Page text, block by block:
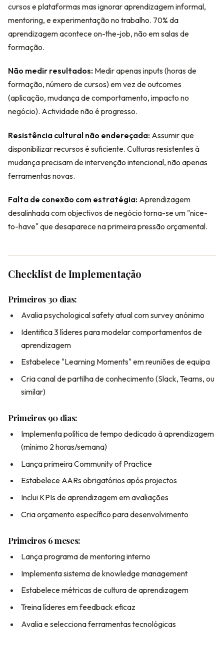
cursos e plataformas mas ignorar aprendizagem informal,
mentoring, e experimentação no trabalho. 70% da
aprendizagem acontece on-the-job, não em salas de
formação.
Não medir resultados: Medir apenas inputs (horas de
formação, número de cursos) em vez de outcomes
(aplicação, mudança de comportamento, impacto no
negócio). Actividade não é progresso.
Resistência cultural não endereçada: Assumir que
disponibilizar recursos é suficiente. Culturas resistentes à
mudança precisam de intervenção intencional, não apenas
ferramentas novas.
Falta de conexão com estratégia: Aprendizagem
desalinhada com objectivos de negócio torna-se um "nice-
to-have" que desaparece na primeira pressão orçamental.
Checklist de Implementação
Primeiros 30 dias:
Avalia psychological safety atual com survey anónimo
Identifica 3 líderes para modelar comportamentos de
aprendizagem
Estabelece "Learning Moments" em reuniões de equipa
Cria canal de partilha de conhecimento (Slack, Teams, ou
similar)
Primeiros 90 dias:
Implementa política de tempo dedicado à aprendizagem
(mínimo 2 horas/semana)
Lança primeira Community of Practice
Estabelece AARs obrigatórios após projectos
Inclui KPIs de aprendizagem em avaliações
Cria orçamento específico para desenvolvimento
Primeiros 6 meses:
Lança programa de mentoring interno
Implementa sistema de knowledge management
Estabelece métricas de cultura de aprendizagem
Treina líderes em feedback eficaz
Avalia e selecciona ferramentas tecnológicas